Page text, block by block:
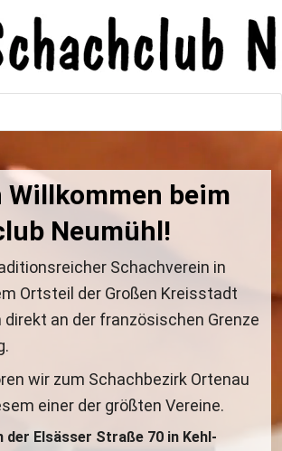
Willkommen beim
Neumühl!
Schachverein in
Ortsteil der Großen Kreisstadt
direkt an der französischen Grenze
wir zum Schachbezirk Ortenau
einer der größten Vereine.
der Elsässer Straße 70 in Kehl-